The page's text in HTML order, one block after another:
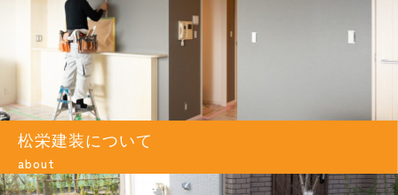
松栄建装について
about